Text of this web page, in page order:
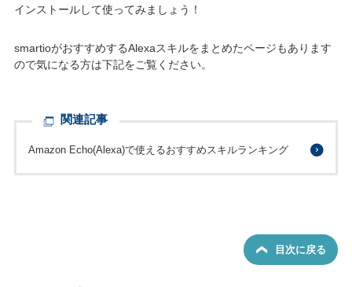
インストールして使ってみましょう！
smartioがおすすめするAlexaスキルをまとめたページもあります
ので気になる方は下記をご覧ください。
関連記事
Amazon Echo(Alexa)で使えるおすすめスキルランキング
目次に戻る